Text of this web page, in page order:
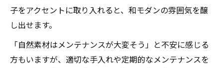
子をアクセントに取り入れると、和モダンの雰囲気を醸
し出せます。
「自然素材はメンテナンスが大変そう」と不安に感じる
方もいますが、適切な手入れや定期的なメンテナンスを